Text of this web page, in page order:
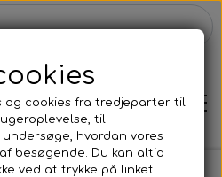
og cookies fra tredjeparter til
til
hvordan vores
besøgende. Du kan altid
ved at trykke på linket